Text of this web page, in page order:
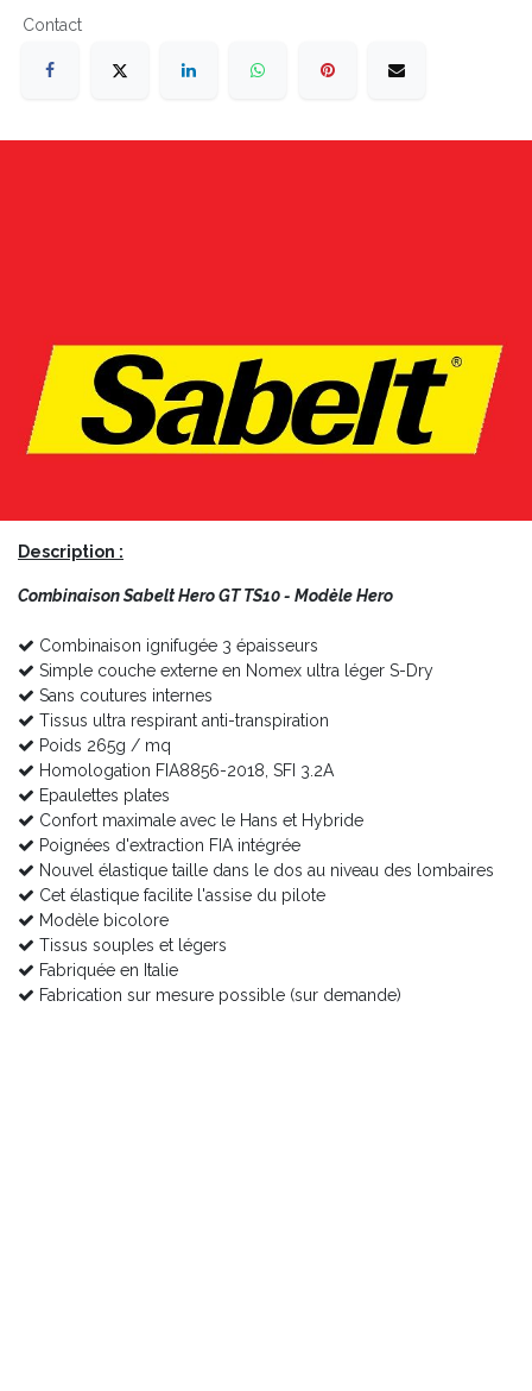
Contact
Description :
Combinaison Sabelt Hero GT TS10 - Modèle Hero
Combinaison ignifugée 3 épaisseurs
Simple couche externe en Nomex ultra léger S-Dry
Sans coutures internes
Tissus ultra respirant anti-transpiration
Poids 265g / mq
Homologation FIA8856-2018, SFI 3.2A
Epaulettes plates
Confort maximale avec le Hans et Hybride
Poignées d'extraction FIA intégrée
Nouvel élastique taille dans le dos au niveau des lombaires
Cet élastique facilite l'assise du pilote
Modèle bicolore
Tissus souples et légers
Fabriquée en Italie
Fabrication sur mesure possible (sur demande)